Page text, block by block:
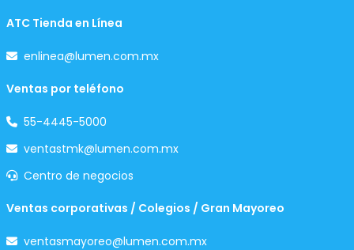
ATC Tienda en Línea
enlinea@lumen.com.mx
Ventas por teléfono
55-4445-5000
ventastmk@lumen.com.mx
Centro de negocios
Ventas corporativas / Colegios / Gran Mayoreo
ventasmayoreo@lumen.com.mx